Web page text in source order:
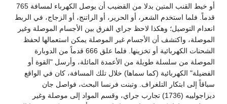
أو خيط القنب المتين بدلا من القضيب أن يوصل الكهرباء لمسافة 765
قدماً. فلما استخدم الشعر، أو الحرير، أو الراتنج، أو الزجاج، في الربط
انعدام التوصيل؛ وهكذا لاحظ جراي الفرق بين الأجسام الموصلة وغير
الموصلة، واكتشف أن الأجسام غير الموصلة يمكن استعمالها لحفظ
الشحنات الكهربائية أو تخزينها. فلما علق 666 قدماً من الدوبارة
الموصلة من سلسلة طويلة من الأعمدة المائلة، وأرسل "القوة أو
الفضيلة" الكهربائية (كما سماها) خلال تلك المسافة، كان في الواقع
سباقاً إلى ابتكار التلغراف. وتبنت فرنسا البحث، فواصل جان
ديزاجولييه (1736) تجارب جراي، وقسم المواد إلى موصلة وغير